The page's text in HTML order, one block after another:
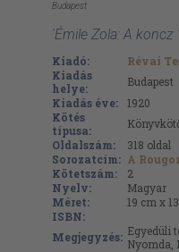
Budapest
'Émile Zola: A
Kiadó:
Révai
Kiadás
helye:
Budapest
Kiadás éve:
1920
Kötés
típusa:
Oldalszám:
318 oldal
Sorozatcím: A
Kötetszám:
2
Nyelv:
Magyar
Méret:
19 cm x
ISBN:
Megjegyzés: Egyedüli
Nyomda,